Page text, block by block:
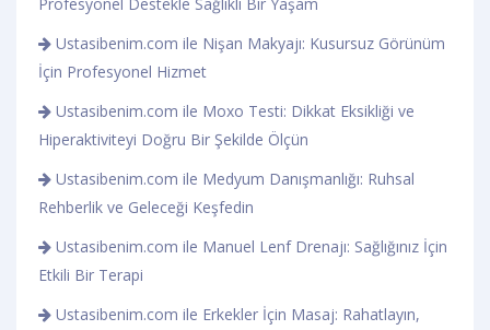
Ustasibenim.com ile Nişan Makyajı: Kusursuz Görünüm
İçin Profesyonel Hizmet
Ustasibenim.com ile Moxo Testi: Dikkat Eksikliği ve
Hiperaktiviteyi Doğru Bir Şekilde Ölçün
Ustasibenim.com ile Medyum Danışmanlığı: Ruhsal
Rehberlik ve Geleceği Keşfedin
Ustasibenim.com ile Manuel Lenf Drenajı: Sağlığınız İçin
Etkili Bir Terapi
Ustasibenim.com ile Erkekler İçin Masaj: Rahatlayın,